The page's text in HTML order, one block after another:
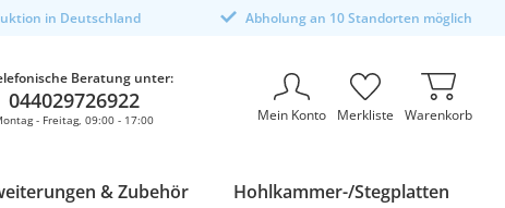
in Deutschland Abholung an 10 Standorten möglich
Beratung unter:
044029726922
- Freitag, 09:00 - 17:00 Mein Konto Merkliste Warenkorb
& Zubehör Hohlkammer-/Stegplatten